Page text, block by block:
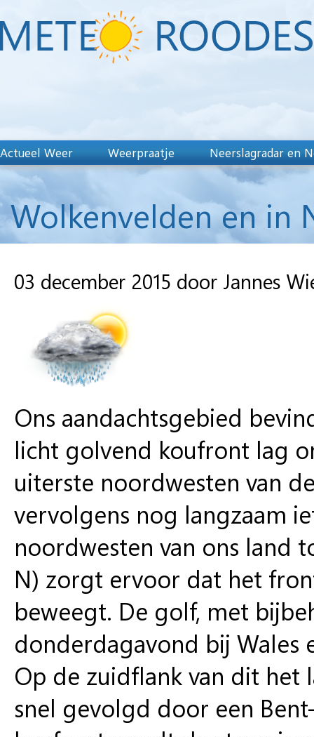
Actueel Weer Weerpraatje Neerslagradar en
Wolkenvelden en in
03 december 2015 door Jannes
Ons aandachtsgebied
licht golvend koufront lag
uiterste noordwesten van
vervolgens nog langzaam
noordwesten van ons land
N) zorgt ervoor dat het
beweegt. De golf, met
donderdagavond bij Wales
Op de zuidflank van dit
snel gevolgd door een